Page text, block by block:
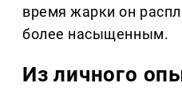
время жарки он
более насыщенным.
Из личного